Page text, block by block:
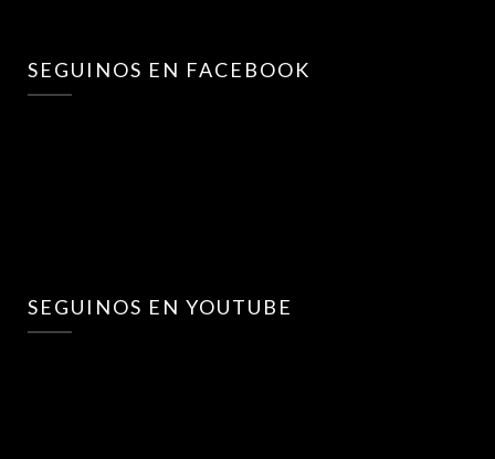
SEGUINOS EN FACEBOOK
SEGUINOS EN YOUTUBE